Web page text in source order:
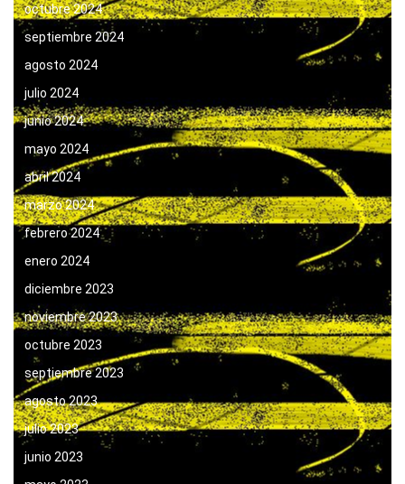
octubre 2024
septiembre 2024
agosto 2024
julio 2024
junio 2024
mayo 2024
abril 2024
marzo 2024
febrero 2024
enero 2024
diciembre 2023
noviembre 2023
octubre 2023
septiembre 2023
agosto 2023
julio 2023
junio 2023